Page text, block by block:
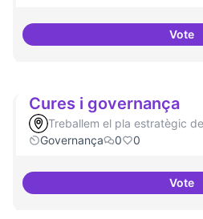
Vote
Cures i governança
Treballem el pla estratègic
Governança
0 0
Vote